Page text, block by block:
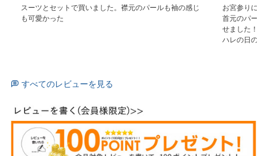
スーツとセットで買いました。襟元のパールも袖の感じ
も可愛かった
お宮参りに
首元のパー
せました！
すべてのレビューを見る